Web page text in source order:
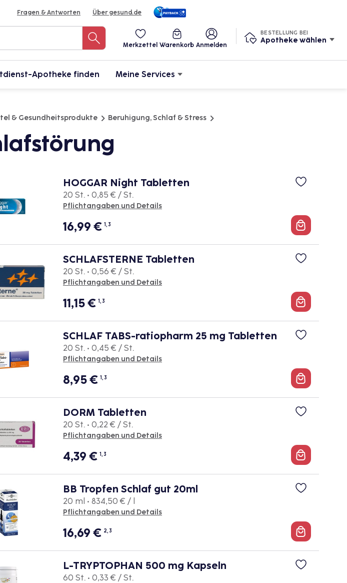
Fragen & Antworten Über gesund.de
Merkzettel Warenkorb Anmelden
BESTELLUNG BEI
Apotheke wählen
Apotheke finden Meine Services
& Gesundheitsprodukte Beruhigung, Schlaf & Stress
HOGGAR Night Tabletten
20 St. • 0,85 € / St.
Pflichtangaben und Details
16,99€ 1, 3
SCHLAFSTERNE Tabletten
20 St. • 0,56 € / St.
Pflichtangaben und Details
11,15€ 1, 3
SCHLAF TABS-ratiopharm 25 mg Tabletten
20 St. • 0,45 € / St.
Pflichtangaben und Details
8,95€ 1, 3
DORM Tabletten
20 St. • 0,22 € / St.
Pflichtangaben und Details
4,39€ 1, 3
BB Tropfen Schlaf gut 20ml
20 ml • 834,50 € / l
Pflichtangaben und Details
16,69€ 2, 3
L-TRYPTOPHAN 500 mg Kapseln
60 St. • 0,33 € / St.